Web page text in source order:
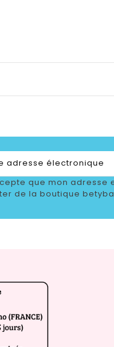
que mon adresse
de la boutique